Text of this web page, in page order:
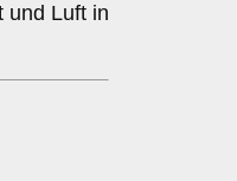
und Luft in